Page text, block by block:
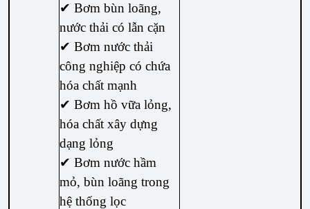
✔ Bơm bùn loãng,
nước thải có lẫn cặn
✔ Bơm nước thải
công nghiệp có chứa
hóa chất mạnh
✔ Bơm hồ vữa lỏng,
hóa chất xây dựng
dạng lỏng
✔ Bơm nước hầm
mỏ, bùn loãng trong
hệ thống lọc